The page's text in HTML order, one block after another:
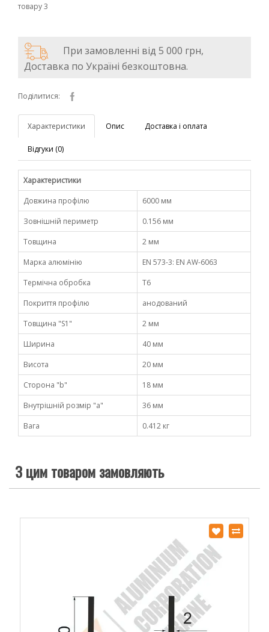
товару3
При замовленні від 5 000 грн,
Доставка по Україні безкоштовна.
Поділитися:
Характеристики Опис Доставка і оплата
Відгуки (0)
Характеристики
Довжина профілю
6000 мм
Зовнішній периметр
0.156 мм
Товщина
2 мм
Марка алюмінію
EN 573-3: EN AW-6063
Термічна обробка
Т6
Покриття профілю
анодований
Товщина "S1"
2 мм
Ширина
40 мм
Висота
20 мм
Сторона "b"
18 мм
Внутрішній розмір "a"
36 мм
Вага
0.412 кг
З цим товаром замовляють